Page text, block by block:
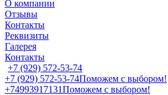
О компании
Отзывы
Контакты
Реквизиты
Галерея
Контакты
+7 (929) 572-53-74
+7 (929) 572-53-74Поможем с выбором!
+74993917131Поможем с выбором!